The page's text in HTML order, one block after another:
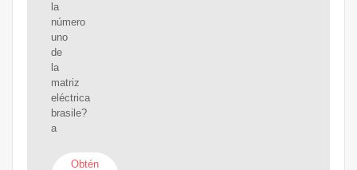
la
número
uno
de
la
matriz
eléctrica
brasile?
a
Obtén